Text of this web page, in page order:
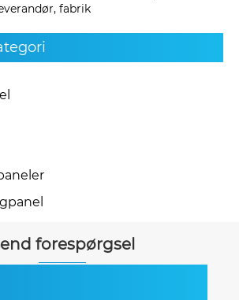
fabrik
forespørgsel